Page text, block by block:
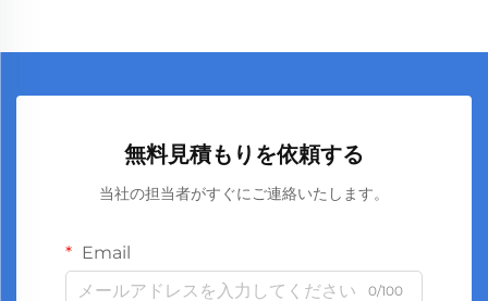
無料見積もりを依頼する
当社の担当者がすぐにご連絡いたします。
Email
0/100